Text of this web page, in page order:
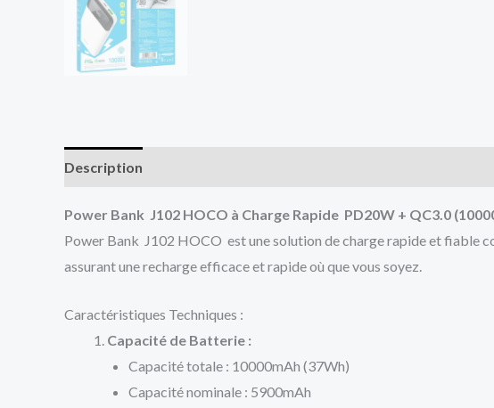
Description
Power Bank J102 HOCO à Charge Rapide PD20W + QC3.0
Power Bank J102 HOCO est une solution de charge rapide et fiable
assurant une recharge efficace et rapide où que vous soyez.
Caractéristiques Techniques :
Capacité de Batterie :
Capacité totale : 10000mAh (37Wh)
Capacité nominale : 5900mAh